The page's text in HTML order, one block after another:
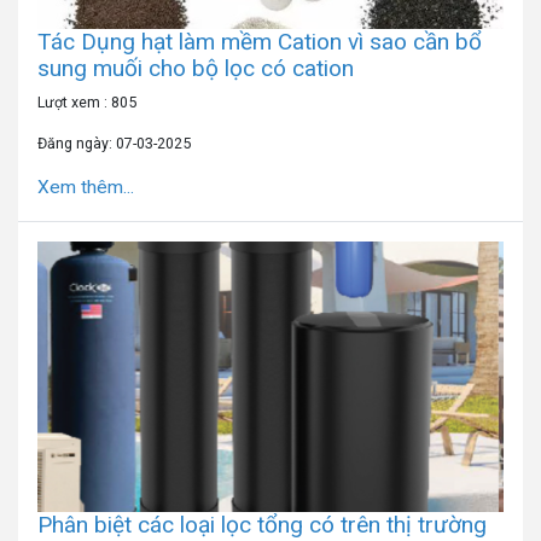
Tác Dụng hạt làm mềm Cation vì sao cần bổ
sung muối cho bộ lọc có cation
Lượt xem : 805
Đăng ngày: 07-03-2025
Xem thêm...
Phân biệt các loại lọc tổng có trên thị trường